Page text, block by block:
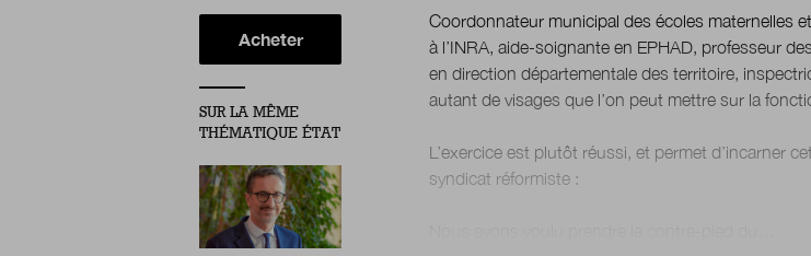
Coordonnateur municipal des écoles maternelles
à l’INRA, aide-soignante en EPHAD, professeur
en direction départementale des territoire,
autant de visages que l’on peut mettre sur la
L’exercice est plutôt réussi, et permet d’incarner
syndicat réformiste :
Acheter
SUR LA MÊME
THÉMATIQUE ÉTAT